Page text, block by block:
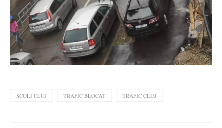
SCOLI CLUJ TRAFIC BLOCAT TRAFIC CLUJ